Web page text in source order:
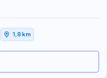
1,8 km